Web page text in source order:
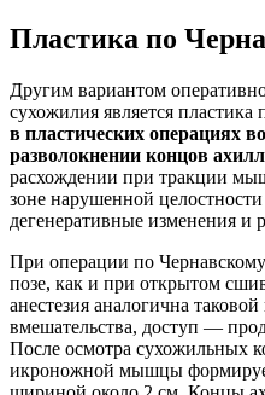
Пластика по
Другим вариантом
сухожилия является пластика
в пластических операциях
разволокнении концов
расхождении при тракции
зоне нарушенной
дегенеративные изменения и
При операции по
позе, как и при открытом
анестезия аналогична
вмешательства, доступ —
После осмотра сухожильных
икроножной мышцы